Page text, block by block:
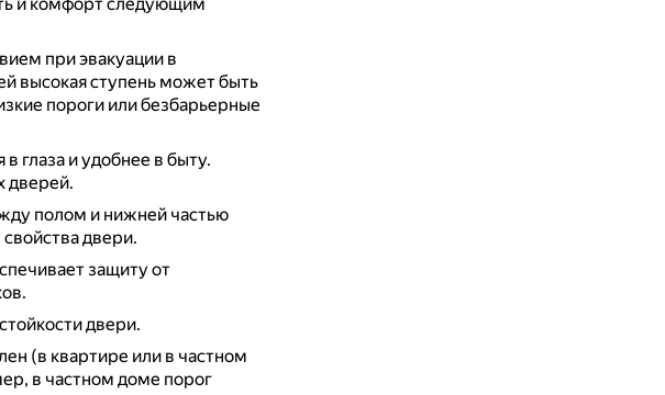
при эвакуации в
высокая ступень может быть
пороги или безбарьерные
глаза и удобнее в быту.
дверей.
полом и нижней частью
двери.
защиту от
двери.
(в квартире или в частном
в частном доме порог